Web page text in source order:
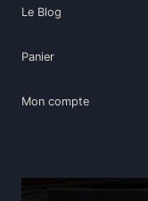
Le Blog
Panier
Mon compte